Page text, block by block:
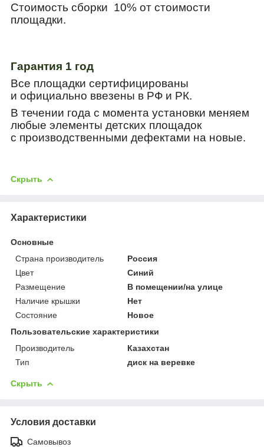
Стоимость сборки 10% от стоимости
площадки.
Гарантия 1 год
Все площадки сертифицированы
и официально ввезены в РФ и РК.
В течении года с момента установки меняем
любые элементы детских площадок
с производственными дефектами на новые.
Скрыть
Характеристики
Основные
Страна производитель
Россия
Цвет
Синий
Размещение
В помещении/на улице
Наличие крышки
Нет
Состояние
Новое
Пользовательские характеристики
Производитель
Казахстан
Тип
диск на веревке
Скрыть
Условия доставки
Самовывоз